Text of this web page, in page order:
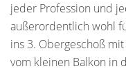
jeder Profession und
außerordentlich wohl
ins 3. Obergeschoß
vom kleinen Balkon in